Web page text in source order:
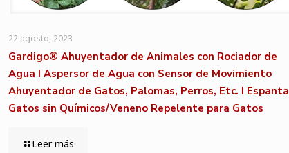
22 agosto, 2023
Gardigo® Ahuyentador de Animales con Rociador de
Agua I Aspersor de Agua con Sensor de Movimiento
Ahuyentador de Gatos, Palomas, Perros, Etc. I Espanta
Gatos sin Químicos/Veneno Repelente para Gatos
Leer más